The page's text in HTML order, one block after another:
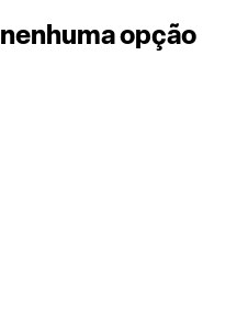
nenhuma opção